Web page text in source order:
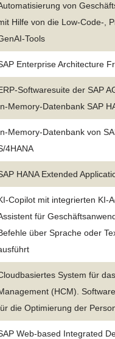
von
Hilfe von die Low-Code-,
Tools
Enterprise Architecture
Softwaresuite der SAP
Memory-Datenbank SAP
Memory-Datenbank von
4HANA
HANA Extended
Copilot mit integrierten KI-
für
über Sprache oder
System für
(HCM).
die Optimierung der
Web-based Integrated